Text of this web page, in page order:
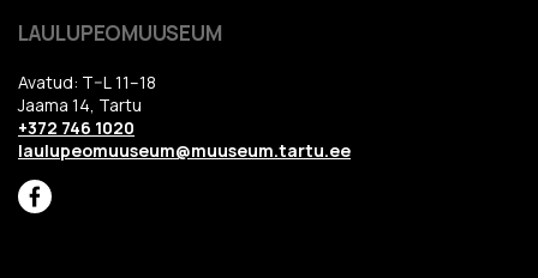
LAULUPEOMUUSEUM
Avatud: T–L 11–18
Jaama 14, Tartu
+372 746 1020
laulupeomuuseum@muuseum.tartu.ee